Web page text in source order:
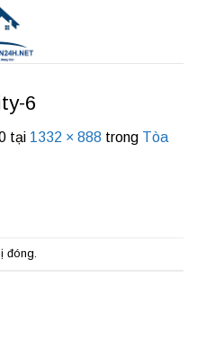
6
tại 1332 × 888 trong Tòa
đóng.